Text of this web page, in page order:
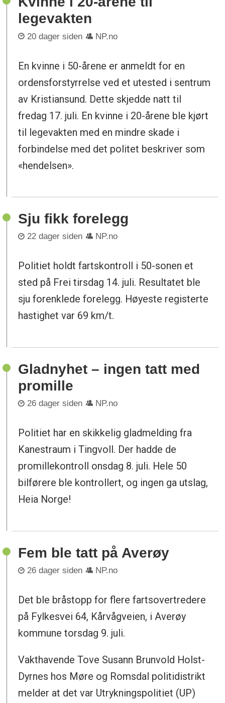
legevakten
20 dager siden NP.no
En kvinne i 50-årene er anmeldt for en
ordensforstyrrelse ved et utested i sentrum
av Kristiansund. Dette skjedde natt til
fredag 17. juli. En kvinne i 20-årene ble kjørt
til legevakten med en mindre skade i
forbindelse med det politet beskriver som
«hendelsen».
Sju fikk forelegg
22 dager siden NP.no
Politiet holdt fartskontroll i 50-sonen et
sted på Frei tirsdag 14. juli. Resultatet ble
sju forenklede forelegg. Høyeste registerte
hastighet var 69 km/t.
Gladnyhet – ingen tatt med
promille
26 dager siden NP.no
Politiet har en skikkelig gladmelding fra
Kanestraum i Tingvoll. Der hadde de
promillekontroll onsdag 8. juli. Hele 50
bilførere ble kontrollert, og ingen ga utslag,
Heia Norge!
Fem ble tatt på Averøy
26 dager siden NP.no
Det ble bråstopp for flere fartsovertredere
på Fylkesvei 64, Kårvågveien, i Averøy
kommune torsdag 9. juli.
Vakthavende Tove Susann Brunvold Holst-
Dyrnes hos Møre og Romsdal politidistrikt
melder at det var Utrykningspolitiet (UP)